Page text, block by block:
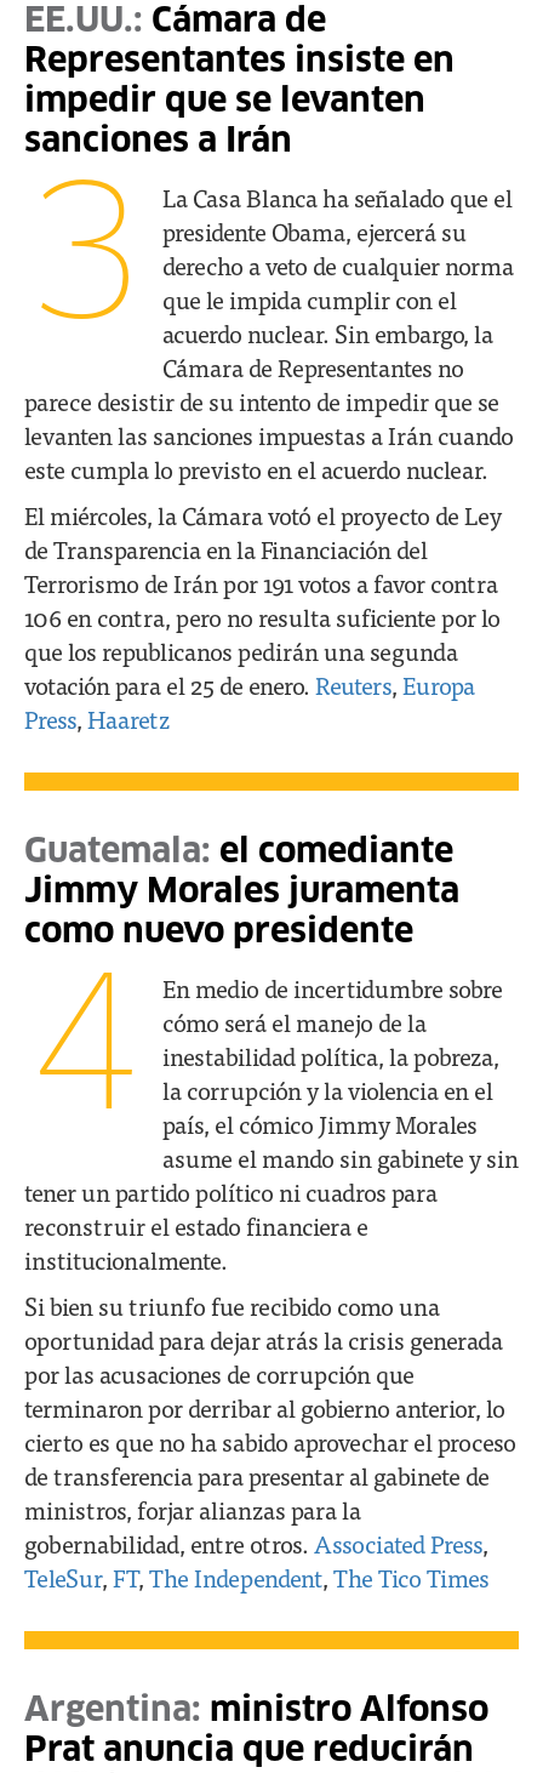
EE.UU.: Cámara de
Representantes insiste en
impedir que se levanten
sanciones a Irán
3
La Casa Blanca ha señalado que el
presidente Obama, ejercerá su
derecho a veto de cualquier norma
que le impida cumplir con el
acuerdo nuclear. Sin embargo, la
Cámara de Representantes no
parece desistir de su intento de impedir que se
levanten las sanciones impuestas a Irán cuando
este cumpla lo previsto en el acuerdo nuclear.
El miércoles, la Cámara votó el proyecto de Ley
de Transparencia en la Financiación del
Terrorismo de Irán por 191 votos a favor contra
106 en contra, pero no resulta suficiente por lo
que los republicanos pedirán una segunda
votación para el 25 de enero. Reuters,Europa
Press,Haaretz
Guatemala: el comediante
Jimmy Morales juramenta
como nuevo presidente
4
En medio de incertidumbre sobre
cómo será el manejo de la
inestabilidad política, la pobreza,
la corrupción y la violencia en el
país, el cómico Jimmy Morales
asume el mando sin gabinete y sin
tener un partido político ni cuadros para
reconstruir el estado financiera e
institucionalmente.
Si bien su triunfo fue recibido como una
oportunidad para dejar atrás la crisis generada
por las acusaciones de corrupción que
terminaron por derribar al gobierno anterior, lo
cierto es que no ha sabido aprovechar el proceso
de transferencia para presentar al gabinete de
ministros, forjar alianzas para la
gobernabilidad, entre otros. Associated Press,
TeleSur,FT,The Independent,The Tico Times
Argentina: ministro Alfonso
Prat anuncia que reducirán